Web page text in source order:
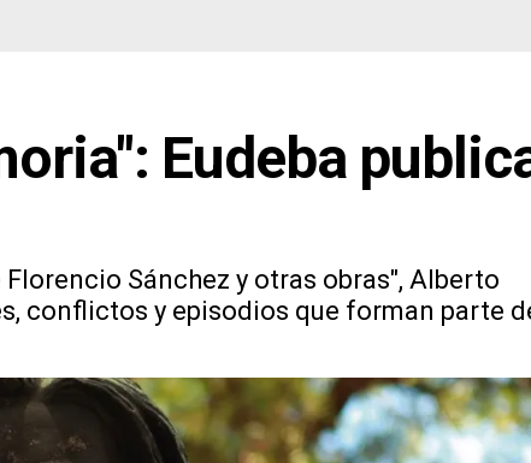
Eudeba
Sánchez y otras obras", Alberto
conflictos y episodios que forman parte